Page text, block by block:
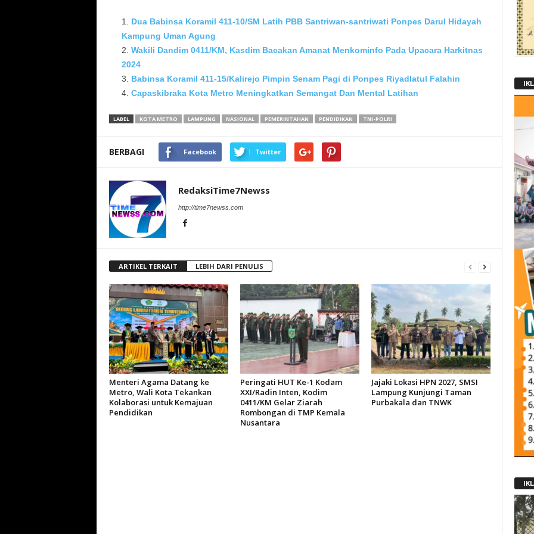
Dua Babinsa Koramil 411-10/SM Latih PBB Santriwan-santriwati Ponpes Darul Hidayah
Kampung Uman Agung
Wakili Dandim 0411/KM, Kasdim Bacakan Amanat Menkominfo Pada Upacara Harkitnas
2024
Babinsa Koramil 411-15/Kalirejo Pimpin Senam Pagi di Ponpes Riyadlatul Falahin
Capaskibraka Kota Metro Meningkatkan Semangat Dan Mental Latihan
LABEL KOTA METRO LAMPUNG NASIONAL PEMERINTAHAN PENDIDIKAN TNI-POLRI
BERBAGI Facebook Twitter
RedaksiTime7Newss
http://time7newss.com
ARTIKEL TERKAIT LEBIH DARI PENULIS
Menteri Agama Datang ke
Metro, Wali Kota Tekankan
Kolaborasi untuk Kemajuan
Pendidikan
Peringati HUT Ke-1 Kodam
XXI/Radin Inten, Kodim
0411/KM Gelar Ziarah
Rombongan di TMP Kemala
Nusantara
Jajaki Lokasi HPN 2027, SMSI
Lampung Kunjungi Taman
Purbakala dan TNWK